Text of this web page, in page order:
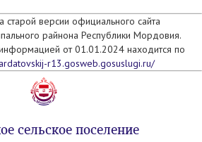
старой версии официального сайта
райнона Республики Мордовия.
от 01.01.2024 находится по
r13.gosweb.gosuslugi.ru/
сельское поселение